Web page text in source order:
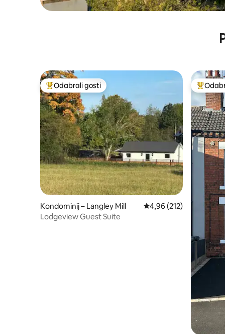
Među najviše rangiranima s oznakom „Odabrali gosti”
Odabrali gosti
Kondominij – Langley Mill Prosječna ocjena:
4,96 (212)
Lodgeview Guest Suite
Među